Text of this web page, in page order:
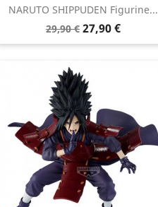
NARUTO SHIPPUDEN Figurine...
Prix
de
29,90 € Prix
27,90 €
Aperçu rapide